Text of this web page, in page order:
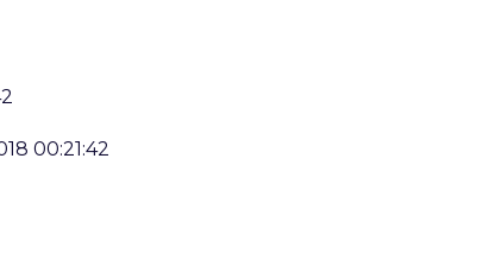
00:21:42